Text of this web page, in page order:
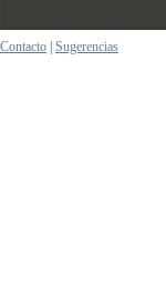
Contacto Sugerencias